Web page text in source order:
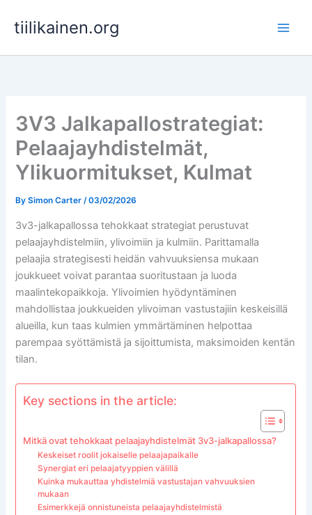
tiilikainen.org
3V3 Jalkapallostrategiat:
Pelaajayhdistelmät,
Ylikuormitukset, Kulmat
BySimon Carter/03/02/2026
3v3-jalkapallossa tehokkaat strategiat perustuvat
pelaajayhdistelmiin, ylivoimiin ja kulmiin. Parittamalla
pelaajia strategisesti heidän vahvuuksiensa mukaan
joukkueet voivat parantaa suoritustaan ja luoda
maalintekopaikkoja. Ylivoimien hyödyntäminen
mahdollistaa joukkueiden ylivoiman vastustajiin keskeisillä
alueilla, kun taas kulmien ymmärtäminen helpottaa
parempaa syöttämistä ja sijoittumista, maksimoiden kentän
tilan.
Key sections in the article:
Mitkä ovat tehokkaat pelaajayhdistelmät 3v3-jalkapallossa?
Keskeiset roolit jokaiselle pelaajapaikalle
Synergiat eri pelaajatyyppien välillä
Kuinka mukauttaa yhdistelmiä vastustajan vahvuuksien
mukaan
Esimerkkejä onnistuneista pelaajayhdistelmistä